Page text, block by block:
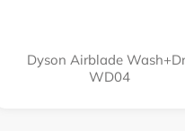
Dyson Airblade
WD04